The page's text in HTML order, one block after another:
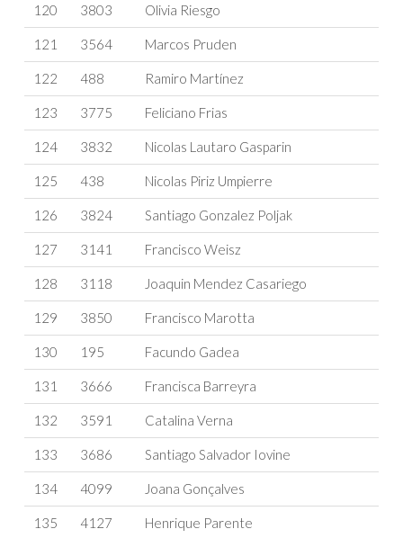
120 3803 Olivia Riesgo
121 3564 Marcos Pruden
122 488 Ramiro Martínez
123 3775 Feliciano Frias
124 3832 Nicolas Lautaro Gasparin
125 438 Nicolas Piriz Umpierre
126 3824 Santiago Gonzalez Poljak
127 3141 Francisco Weisz
128 3118 Joaquin Mendez Casariego
129 3850 Francisco Marotta
130 195 Facundo Gadea
131 3666 Francisca Barreyra
132 3591 Catalina Verna
133 3686 Santiago Salvador Iovine
134 4099 Joana Gonçalves
135 4127 Henrique Parente